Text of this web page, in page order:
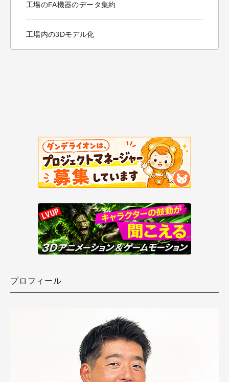
工場のFA機器のデータ集約
工場内の3Dモデル化
プロフィール